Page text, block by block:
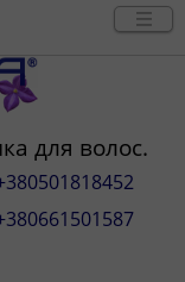
для волос.